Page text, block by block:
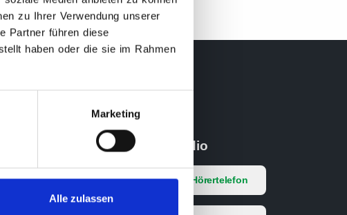
zu Ihrer Verwendung unserer
Partner führen diese
haben oder die sie im Rahmen
Marketing
Alle zulassen
Kontakt ins Studio
03741 572367 | Hörertelefon